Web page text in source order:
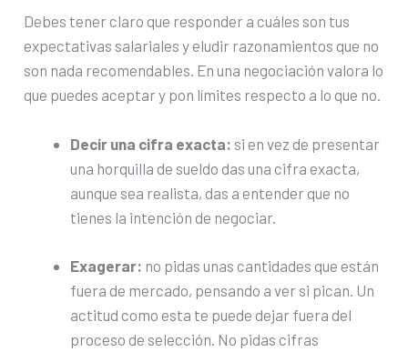
Debes tener claro que responder a cuáles son tus
expectativas salariales y eludir razonamientos que no
son nada recomendables. En una negociación valora lo
que puedes aceptar y pon límites respecto a lo que no.
Decir una cifra exacta: si en vez de presentar
una horquilla de sueldo das una cifra exacta,
aunque sea realista, das a entender que no
tienes la intención de negociar.
Exagerar: no pidas unas cantidades que están
fuera de mercado, pensando a ver si pican. Un
actitud como esta te puede dejar fuera del
proceso de selección. No pidas cifras